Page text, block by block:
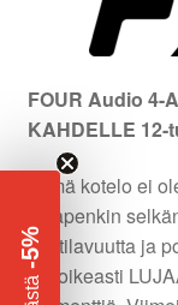
FOUR Audio 4-
KAHDELLE 12-
Tämä kotelo ei
takapenkin
litratilavuutta ja
soi oikeasti
-5%